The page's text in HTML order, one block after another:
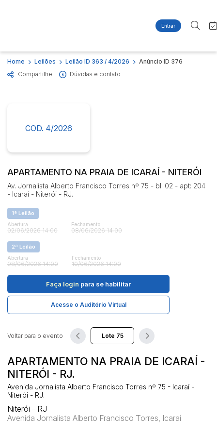
Entrar
Site
Agenda
Quem Somos
Imóveis
Casas
Ponto Comercial
Terreno
Busca por palavra-chave
Estados
Judiciais Extrajudiciais
R$
Home Leilões Leilão ID 363 / 4/2026
Anúncio ID 376
Compartilhe
Dúvidas e contato
COD. 4/2026
APARTAMENTO NA PRAIA DE ICARAÍ - NITERÓI
Av. Jornalista Alberto Francisco Torres nº 75 - bl: 02 - apt: 204
- Icaraí - Niterói - RJ.
1ª Leilão
Abertura
02/06/2026 14:00
Fechamento
08/06/2026 14:00
2ª Leilão
Abertura
08/06/2026 14:00
Fechamento
10/06/2026 14:00
Faça login para se habilitar
Acesse o Auditório Virtual
APARTAMENTO NA PRAIA DE ICARAÍ -
NITERÓI - RJ.
Avenida Jornalista Alberto Francisco Torres nº 75 - Icaraí -
Niterói - RJ.
Niterói - RJ
Avenida Jornalista Alberto Francisco Torres, Icaraí
Voltar para o evento